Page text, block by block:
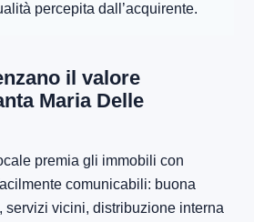
percepita dall’acquirente.
il valore
Maria Delle
premia gli immobili con
comunicabili: buona
servizi vicini, distribuzione interna